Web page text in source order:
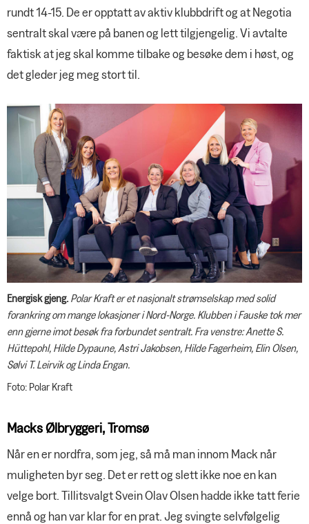
rundt 14-15. De er opptatt av aktiv klubbdrift og at Negotia
sentralt skal være på banen og lett tilgjengelig. Vi avtalte
faktisk at jeg skal komme tilbake og besøke dem i høst, og
det gleder jeg meg stort til.
Energisk gjeng. Polar Kraft er et nasjonalt strømselskap med solid
forankring om mange lokasjoner i Nord-Norge. Klubben i Fauske tok mer
enn gjerne imot besøk fra forbundet sentralt. Fra venstre: Anette S.
Hüttepohl, Hilde Dypaune, Astri Jakobsen, Hilde Fagerheim, Elin Olsen,
Sølvi T. Leirvik og Linda Engan.
Foto: Polar Kraft
Macks Ølbryggeri, Tromsø
Når en er nordfra, som jeg, så må man innom Mack når
muligheten byr seg. Det er rett og slett ikke noe en kan
velge bort. Tillitsvalgt Svein Olav Olsen hadde ikke tatt ferie
ennå og han var klar for en prat. Jeg svingte selvfølgelig